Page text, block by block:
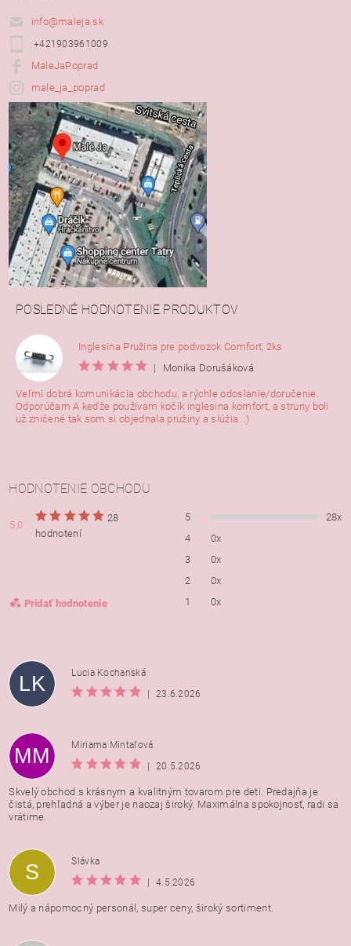
info@maleja.sk
+421903961009
MaleJaPoprad
male_ja_poprad
POSLEDNÉ HODNOTENIE PRODUKTOV
Inglesina Pružina pre podvozok Comfort, 2ks
|
Monika Dorušáková
Veľmi dobrá komunikácia obchodu, a rýchle odoslanie/doručenie.
Odporúčam A keďže používam kočík inglesina komfort, a struny boli
už zničené tak som si objednala pružiny a slúžia. :)
HODNOTENIE OBCHODU
5,0
28
hodnotení
Pridať hodnotenie
5
28x
4
0x
3
0x
2
0x
1
0x
Vložením hodnotenie súhlasíte s
osobných údajov
LK
Lucia Kochanská
|
23.6.2026
MM
Miriama Mintaľová
|
20.5.2026
Skvelý obchod s krásnym a kvalitným tovarom pre deti. Predajňa je
čistá, prehľadná a výber je naozaj široký. Maximálna spokojnosť, radi sa
vrátime.
S
Slávka
|
4.5.2026
Milý a nápomocný personál, super ceny, široký sortiment.